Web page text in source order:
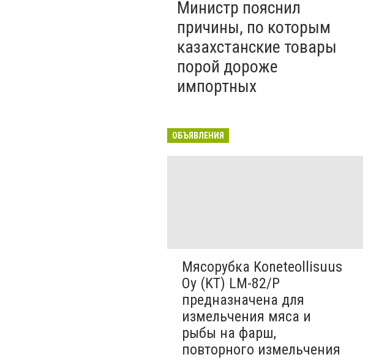
Министр пояснил
причины, по которым
казахстанские товары
порой дороже
импортных
ОБЪЯВЛЕНИЯ
Мясорубка Koneteollisuus
Oy (KT)​ LM-82/P
предназначена для
измельчения мяса и
рыбы на фарш,
повторного измельчения